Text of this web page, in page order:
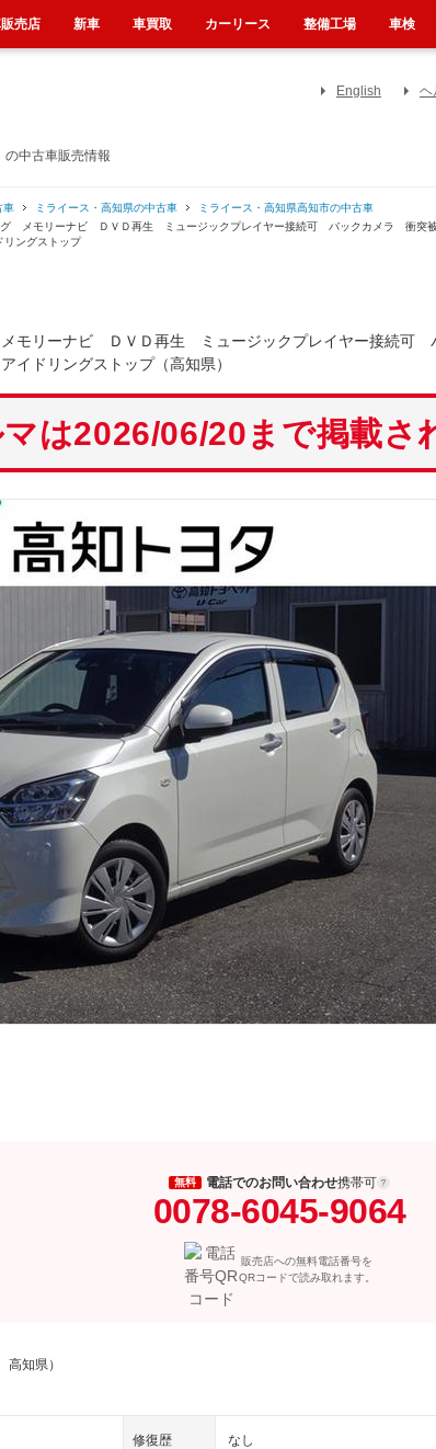
中古車販売情報
English ヘ
車 ミライース・高知県の中古車
ミライース・高知県高知市の中古車
メモリーナビ ＤＶＤ再生 ミュージックプレイヤー接続可 バックカメラ 衝突
ングストップ
リーナビ ＤＶＤ再生 ミュージックプレイヤー接続可
ドリングストップ（高知県）
は2026/06/20まで掲載さ
無料 電話でのお問い合わせ携帯可
0078-6045-9064
販売店への無料電話番号を
QRコードで読み取れます。
知県）
修復歴 なし
売店 新車 車買取 カーリース 整備工場 車検